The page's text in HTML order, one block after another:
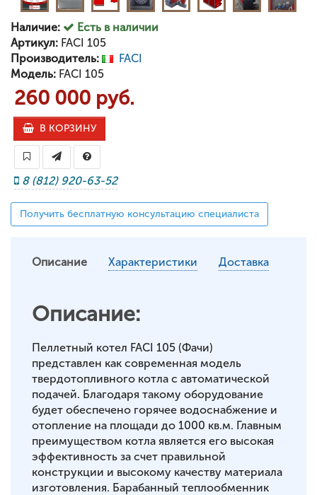
Наличие:
Есть в наличии
Артикул: FACI 105
Производитель:
FACI
Модель: FACI 105
260 000 руб.
В КОРЗИНУ
8 (812) 920-63-52
Получить бесплатную консультацию специалиста
Описание Характеристики Доставка
Описание:
Пеллетный котел FACI 105 (Фачи)
представлен как современная модель
твердотопливного котла с автоматической
подачей. Благодаря такому оборудование
будет обеспечено горячее водоснабжение и
отопление на площади до 1000 кв.м. Главным
преимуществом котла является его высокая
эффективность за счет правильной
конструкции и высокому качеству материала
изготовления. Барабанный теплообменник